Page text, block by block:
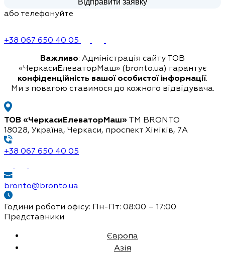
або телефонуйте
+38 067 650 40 05
Важливо: Адміністрація сайту ТОВ
«ЧеркасиЕлеваторМаш» (bronto.ua) гарантує
конфіденційність вашої особистої інформації.
Ми з повагою ставимося до кожного відвідувача.
ТОВ «ЧеркасиЕлеваторМаш» ТМ BRONTO
18028, Україна, Черкаси, проспект Хіміків, 7А
+38 067 650 40 05
bronto@bronto.ua
Години роботи офісу: Пн-Пт: 08:00 – 17:00
Представники
Європа
Азія